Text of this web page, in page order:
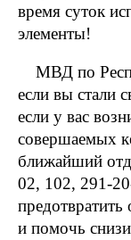
время суток
элементы!
МВД по
если вы стали
если у вас
совершаемых
ближайший
02, 102, 291-
и помочь